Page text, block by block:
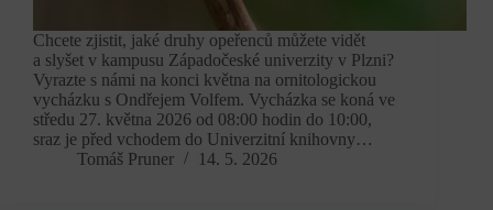
Chcete zjistit, jaké druhy opeřenců můžete vidět
a slyšet v kampusu Západočeské univerzity v Plzni?
Vyrazte s námi na konci května na ornitologickou
vycházku s Ondřejem Volfem. Vycházka se koná ve
středu 27. května 2026 od 08:00 hodin do 10:00,
sraz je před vchodem do Univerzitní knihovny…
Tomáš Pruner
14. 5. 2026